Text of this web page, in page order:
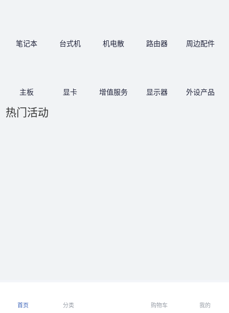
笔记本
主板
台式机
显卡
机电散
增值服务
路由器
显示器
周边配件
外设产品
热门活动
首页 分类 购物车 我的